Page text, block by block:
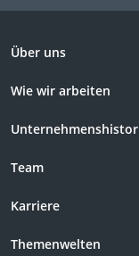
Über uns
Wie wir arbeiten
Team
Karriere
Themenwelten